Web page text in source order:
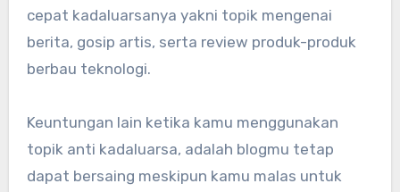
cepat kadaluarsanya yakni topik mengenai
berita, gosip artis, serta review produk-produk
berbau teknologi.
Keuntungan lain ketika kamu menggunakan
topik anti kadaluarsa, adalah blogmu tetap
dapat bersaing meskipun kamu malas untuk